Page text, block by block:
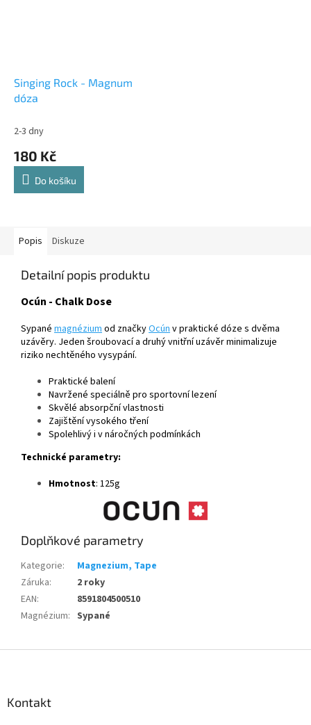
Singing Rock - Magnum
dóza
2-3 dny
180 Kč
Do košíku
Popis Diskuze
Detailní popis produktu
Ocún - Chalk Dose
Sypané magnézium od značkyOcún v praktické dóze s dvěma
uzávěry. Jeden šroubovací a druhý vnitřní uzávěr minimalizuje
riziko nechtěného vysypání.
Praktické balení
Navržené speciálně pro sportovní lezení
Skvělé absorpční vlastnosti
Zajištění vysokého tření
Spolehlivý i v náročných podmínkách
Technické parametry:
Hmotnost: 125g
Doplňkové parametry
Kategorie:
Magnezium, Tape
Záruka:
2 roky
EAN:
8591804500510
Magnézium: Sypané
Kontakt